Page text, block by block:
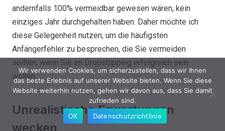
andernfalls 100% vermeidbar gewesen wären, kein
einziges Jahr durchgehalten haben. Daher möchte ich
diese Gelegenheit nutzen, um die häufigsten
Anfängerfehler zu besprechen, die Sie vermeiden
sollten, wenn Sie im Dropshipping erfolgreich sein
wollen.
Unrealistische Erwartungen
wecken
Wir verwenden Cookies, um sicherzustellen, dass wir Ihnen
das beste Erlebnis auf unserer Website bieten. Wenn Sie diese
Website weiterhin nutzen, gehen wir davon aus, dass Sie damit
zufrieden sind.
OK
Datenschutzrichtlinie